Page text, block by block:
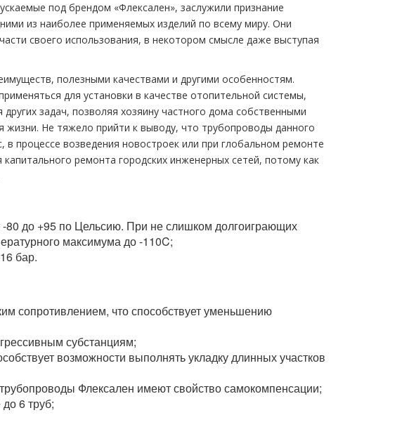
под брендом «Флексален», заслужили признание
из наиболее применяемых изделий по всему миру. Они
своего использования, в некотором смысле даже выступая
полезными качествами и другими особенностям.
для установки в качестве отопительной системы,
задач, позволяя хозяину частного дома собственными
жизни. Не тяжело прийти к выводу, что трубопроводы данного
в процессе возведения новостроек или при глобальном ремонте
ремонта городских инженерных сетей, потому как
80 до +95 по Цельсию. При не слишком долгоиграющих
максимума до -110C;
бар.
сопротивлением, что способствует уменьшению
субстанциям;
возможности выполнять укладку длинных участков
Флексален имеют свойство самокомпенсации;
6 труб;